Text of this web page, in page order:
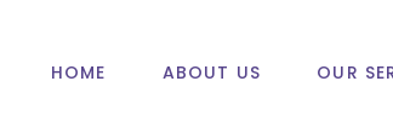
HOME ABOUT US OUR